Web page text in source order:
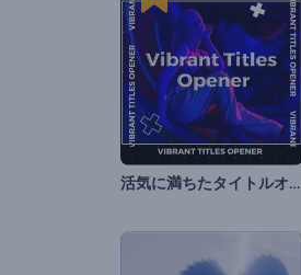
活気に満ちたタイトルオープニング動画